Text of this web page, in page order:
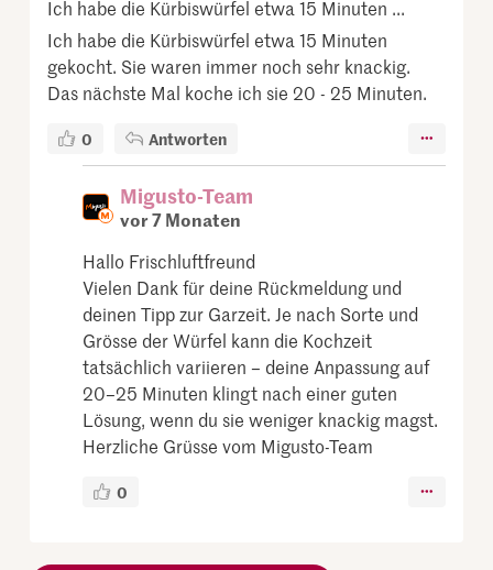
Ich habe die Kürbiswürfel etwa 15 Minuten ...
Ich habe die Kürbiswürfel etwa 15 Minuten
gekocht. Sie waren immer noch sehr knackig.
Das nächste Mal koche ich sie 20 - 25 Minuten.
0 Antworten
Migusto-Team
vor 7 Monaten
Hallo Frischluftfreund
Vielen Dank für deine Rückmeldung und
deinen Tipp zur Garzeit. Je nach Sorte und
Grösse der Würfel kann die Kochzeit
tatsächlich variieren – deine Anpassung auf
20–25 Minuten klingt nach einer guten
Lösung, wenn du sie weniger knackig magst.
Herzliche Grüsse vom Migusto-Team
0